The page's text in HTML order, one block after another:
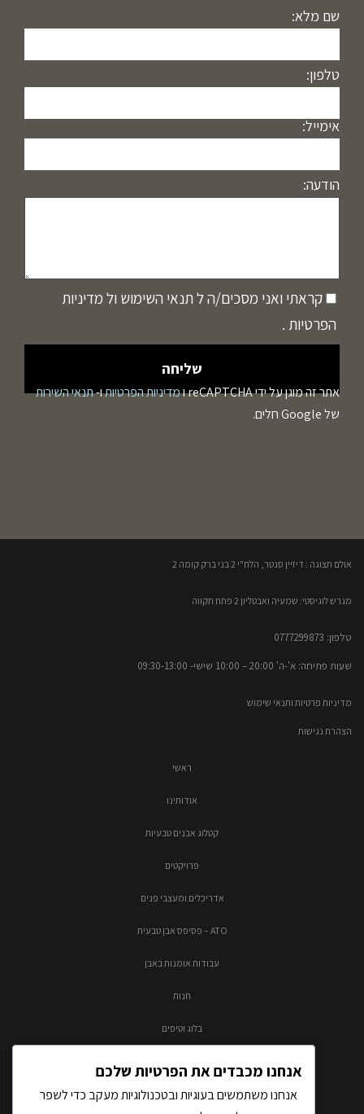
שם מלא:
טלפון:
אימייל:
הודעה:
קראתי ואני מסכים/ה ל תנאי השימוש ול מדיניות
הפרטיות .
אתר זה מוגן על ידי reCAPTCHA ו מדיניות הפרטיותו-תנאי השירות
של Google חלים.
אולם תצוגה : דיזיין סנטר, הלח"י 2 בני ברק קומה 2​
מגרש לוגיסטי: שמעיה ואבטליון 2 פתח תקווה
טלפון: 0777299873​
שעות פתיחה: א'-ה' 20:00 – 10:00​​ שישי- 09:30-13:00
מדיניות פרטיות ותנאי שימוש
הצהרת נגישות
ראשי
אודותינו
קטלוג אבנים טבעיות
פרויקטים
אדריכלים ומעצבי פנים
ATO – פסיפס אבן טבעית
עבודות אומנות באבן
חנות
בלוג וטיפים
אנחנו מכבדים את הפרטיות שלכם
אנחנו משתמשים בעוגיות ובטכנולוגיות מעקב כדי לשפר